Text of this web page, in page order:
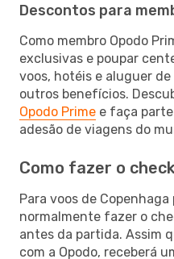
Descontos para
Como membro Opodo
exclusivas e poupar
voos, hotéis e aluguer
outros benefícios.
Opodo Prime e faça
adesão de viagens do
Como fazer o
Para voos de
normalmente fazer o
antes da partida. Assim
com a Opodo, receberá